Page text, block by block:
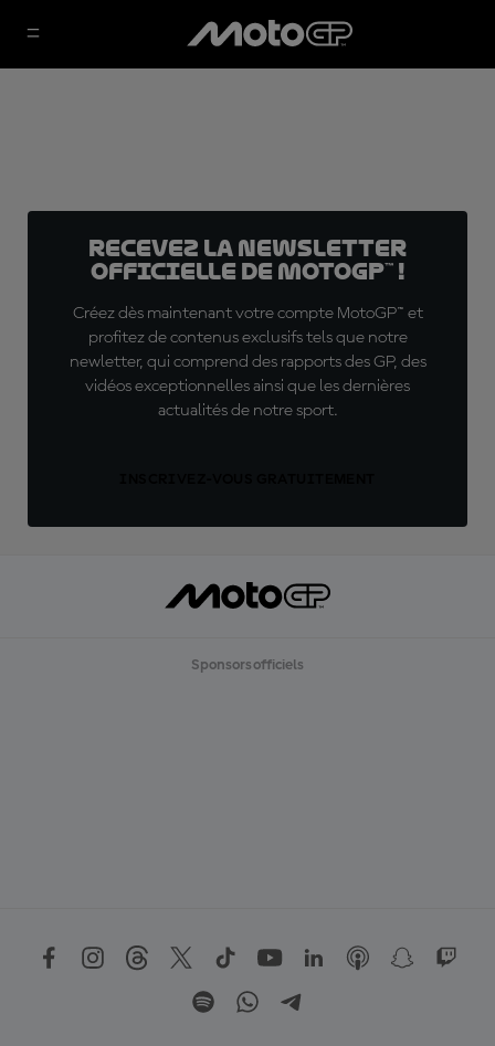
Recevez la Newsletter
officielle de MotoGP™ !
Créez dès maintenant votre compte MotoGP™ et
profitez de contenus exclusifs tels que notre
newletter, qui comprend des rapports des GP, des
vidéos exceptionnelles ainsi que les dernières
actualités de notre sport.
Sponsors officiels